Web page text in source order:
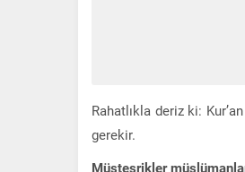
Rahatlıkla deriz ki:
gerekir.
Müşteşrikler